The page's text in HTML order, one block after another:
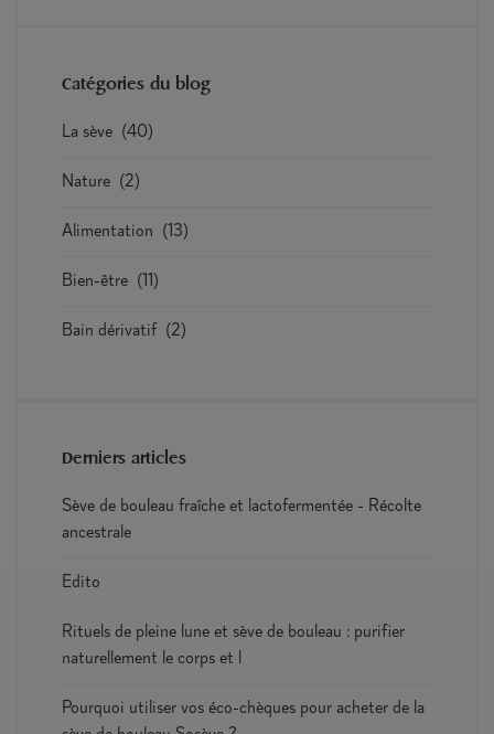
Catégories du blog
La sève (40)
Nature (2)
Alimentation (13)
Bien-être (11)
Bain dérivatif (2)
Derniers articles
Sève de bouleau fraîche et lactofermentée - Récolte
ancestrale
Edito
Rituels de pleine lune et sève de bouleau : purifier
naturellement le corps et l
Pourquoi utiliser vos éco-chèques pour acheter de la